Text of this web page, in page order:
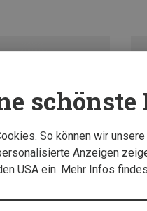
schönste
So können wir
Anzeigen
USA ein. Mehr Infos